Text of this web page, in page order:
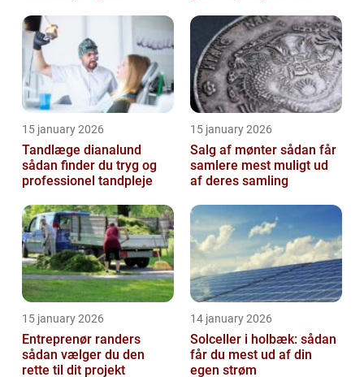
15 january 2026
Tandlæge dianalund
sådan finder du tryg og
professionel tandpleje
15 january 2026
Salg af mønter sådan får
samlere mest muligt ud
af deres samling
15 january 2026
Entreprenør randers
sådan vælger du den
rette til dit projekt
14 january 2026
Solceller i holbæk: sådan
får du mest ud af din
egen strøm